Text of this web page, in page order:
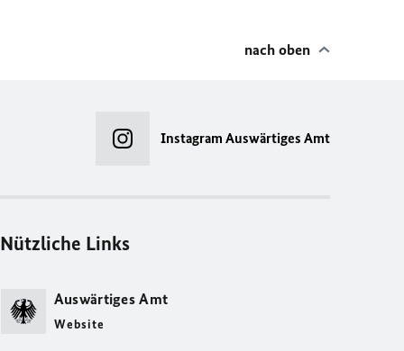
nach oben
Instagram Auswärtiges Amt
Nützliche Links
Auswärtiges Amt
Website